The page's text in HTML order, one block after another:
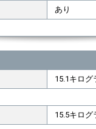
あり
15.1キログ
15.5キログ